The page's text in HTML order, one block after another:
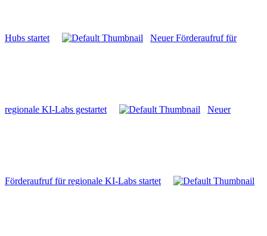
Hubs startet Neuer Förderaufruf für
regionale KI-Labs gestartet Neuer
Förderaufruf für regionale KI-Labs startet